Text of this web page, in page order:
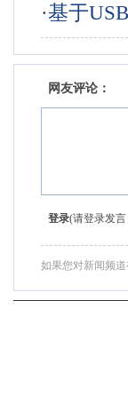
·基于
网友评论：
登录(请登录发
如果您对新闻频道